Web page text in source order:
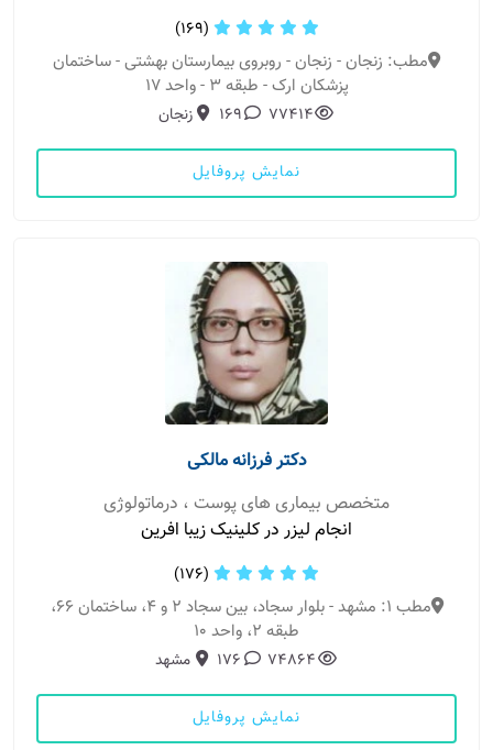
(169)
مطب: زنجان - زنجان - روبروی بیمارستان بهشتی - ساختمان
پزشکان ارک - طبقه 3 - واحد 17
77414
169 زنجان
نمایش پروفایل
دکتر فرزانه مالکی
متخصص بیماری های پوست ، درماتولوژی
انجام لیزر در کلینیک زیبا افرین
(176)
مطب 1: مشهد - بلوار سجاد، بین سجاد 2 و 4، ساختمان 66،
طبقه 2، واحد 10
74864
176 مشهد
نمایش پروفایل